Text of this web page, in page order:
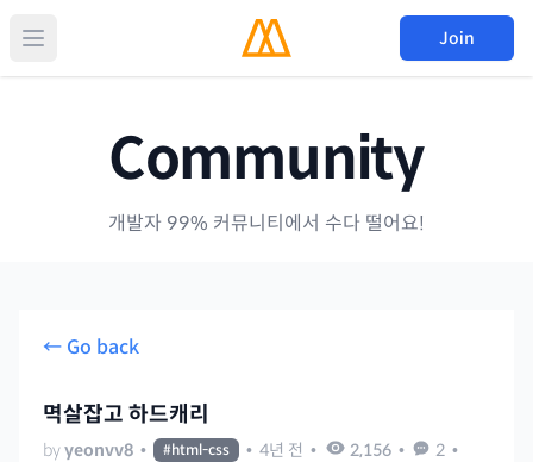
Join
Community
개발자 99% 커뮤니티에서 수다 떨어요!
← Go back
멱살잡고 하드캐리
byyeonvv8 • #html-css • 4년 전 • 2,156 • 2 •